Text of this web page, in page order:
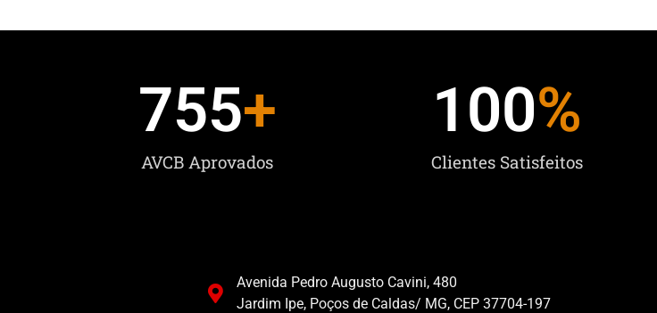
AVCB Aprovados
755+
Clientes Satisfeitos
100%
Avenida Pedro Augusto Cavini, 480
Jardim Ipe, Poços de Caldas/ MG, CEP 37704-197